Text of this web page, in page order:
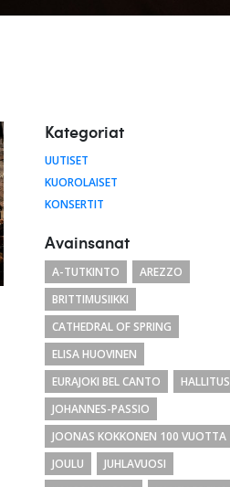
Kategoriat
UUTISET
KUOROLAISET
KONSERTIT
Avainsanat
A-TUTKINTO
AREZZO
BRITTIMUSIIKKI
CATHEDRAL OF SPRING
ELISA HUOVINEN
EURAJOKI BEL CANTO
HALLITUS
JOHANNES-PASSIO
JOONAS KOKKONEN 100 VUOTTA
JOULU
JUHLAVUOSI